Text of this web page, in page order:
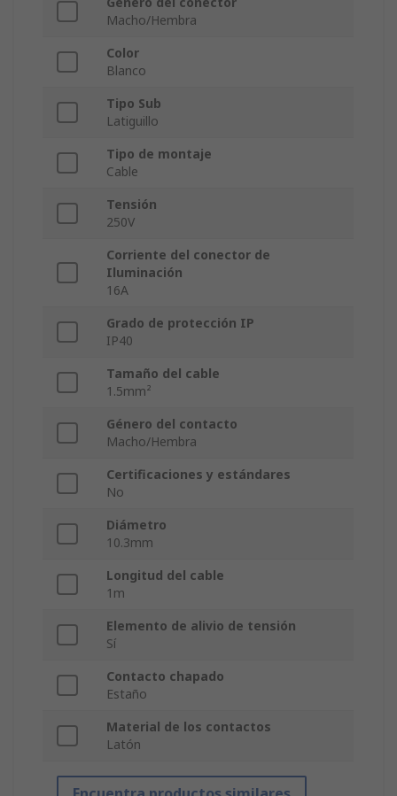
Macho/Hembra
Color
Blanco
Tipo Sub
Latiguillo
Tipo de montaje
Cable
Tensión
250V
Corriente del conector de
Iluminación
16A
Grado de protección IP
IP40
Tamaño del cable
1.5mm²
Género del contacto
Macho/Hembra
Certificaciones y estándares
No
Diámetro
10.3mm
Longitud del cable
1m
Elemento de alivio de tensión
Sí
Contacto chapado
Estaño
Material de los contactos
Latón